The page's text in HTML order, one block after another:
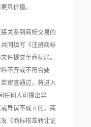
具价值。
关系到商标交易的
同填写《注册商标
件提交至商标局。
不齐或不符合要
审查通过，将进入
任何人可提出异
异议不成立的，商
《商标核准转让证